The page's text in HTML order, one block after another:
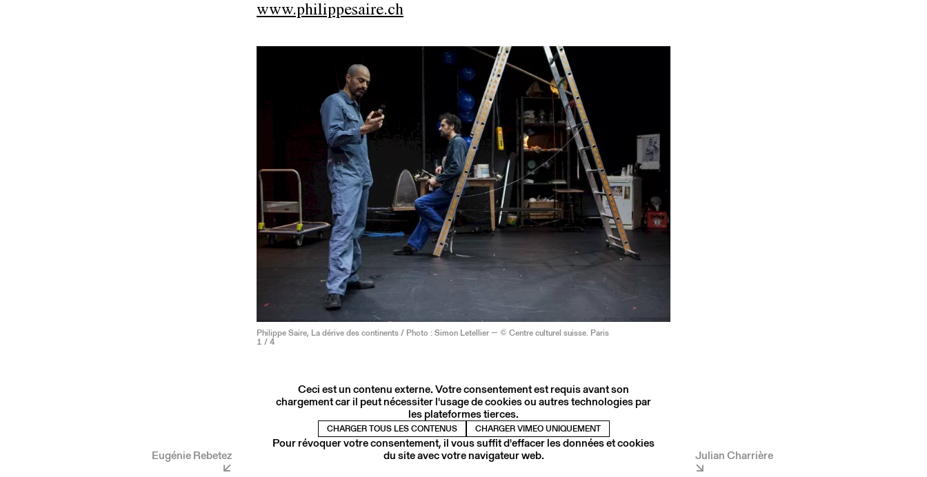
Eugénie Rebetez
www.philippesaire.ch
Philippe Saire, La dérive des continents / Photo : Simon Letellier — © Centre culturel suisse. Paris
1 / 4
Ceci est un contenu externe. Votre consentement est requis avant son
chargement car il peut nécessiter l'usage de cookies ou autres technologies par
les plateformes tierces.
CHARGER TOUS LES CONTENUS CHARGER VIMEO UNIQUEMENT
Pour révoquer votre consentement, il vous suffit d'effacer les données et cookies
du site avec votre navigateur web. Julian Charrière